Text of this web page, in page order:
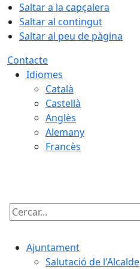
Saltar a la capçalera
Saltar al contingut
Saltar al peu de pàgina
Contacte
Idiomes
Català
Castellà
Anglès
Alemany
Francès
Cercar:
Ajuntament
Salutació de l'Alcalde